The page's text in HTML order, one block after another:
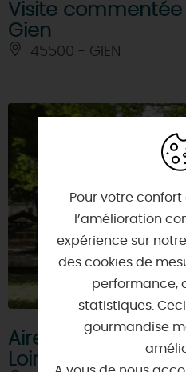
Visite commentée
Gien
45500 - GIEN
Aire de pique-
Loire et du site de
Pour votre
l’amélioration
expérience sur
des cookies de
performance,
statistiques.
gourmandise